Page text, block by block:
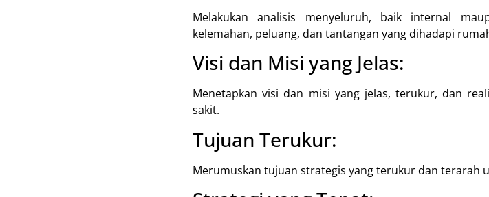
Melakukan analisis menyeluruh, baik internal
kelemahan, peluang, dan tantangan yang dihadapi
Visi dan Misi yang Jelas:
Menetapkan visi dan misi yang jelas, terukur, dan
sakit.
Tujuan Terukur:
Merumuskan tujuan strategis yang terukur dan terarah